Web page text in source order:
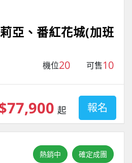
亞、番紅花城(加班
機位20 可售10
起 報名
熱銷中 確定成團